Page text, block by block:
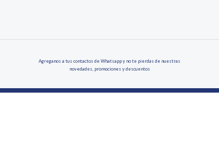
Agreganos a tus contactos de Whatsapp y no te pierdas de nuestras
novedades, promociones y descuentos